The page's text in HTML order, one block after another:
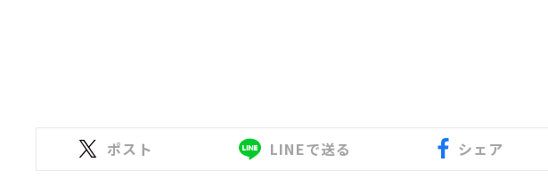
ポスト LINEで送る シェア